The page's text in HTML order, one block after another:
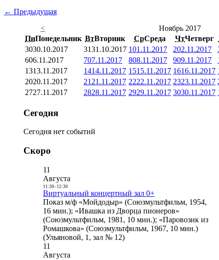
← Предыдущая
<
Ноябрь 2017
ПнПонедельник ВтВторник СрСреда ЧтЧетверг
3030.10.2017 3131.10.2017 101.11.2017 202.11.2017
606.11.2017 707.11.2017 808.11.2017 909.11.2017
1313.11.2017 1414.11.2017 1515.11.2017 1616.11.2017
2020.11.2017 21 21.11.2017 2222.11.2017 2323.11.2017
2727.11.2017 2828.11.2017 2929.11.2017 3030.11.2017
Сегодня
Сегодня нет событий
Скоро
11
Августа
11:30- 12:30
Виртуальный концертный зал 0+
Показ м/ф «Мойдодыр» (Союзмультфильм, 1954,
16 мин.); «Ивашка из Дворца пионеров»
(Союзмультфильм, 1981, 10 мин.); «Паровозик из
Ромашкова» (Союзмультфильм, 1967, 10 мин.)
(Ульяновой, 1, зал № 12)
11
Августа